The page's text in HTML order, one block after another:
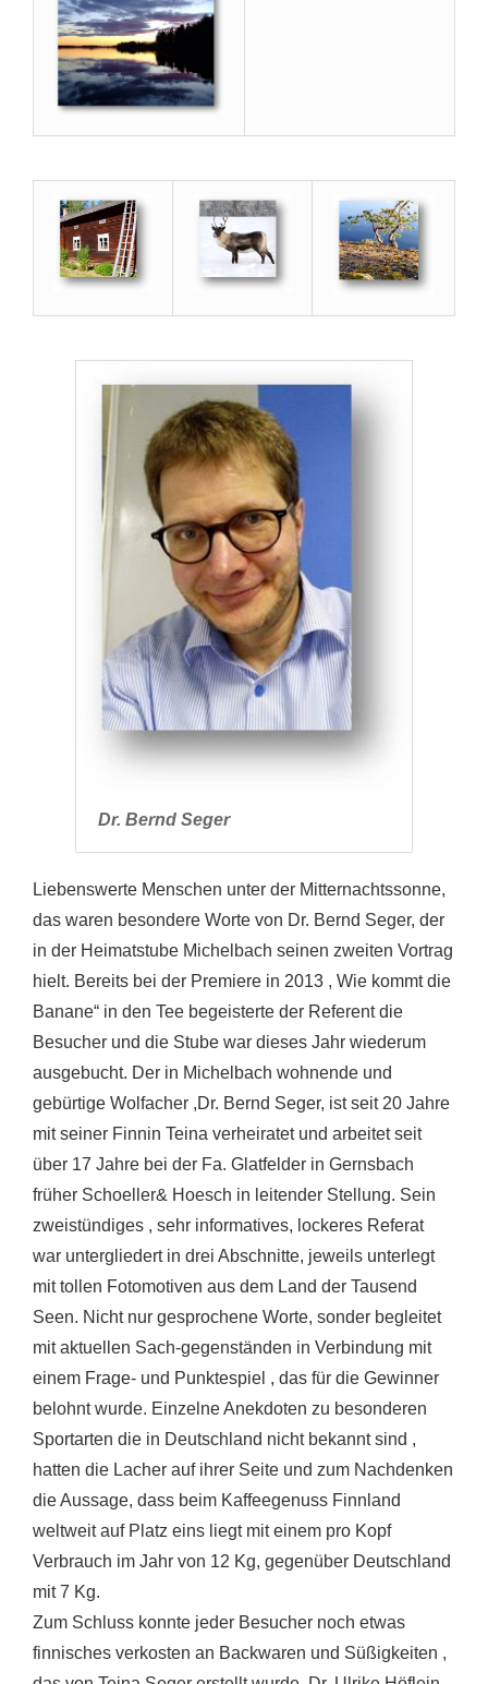
Dr. Bernd Seger
Liebenswerte Menschen unter der Mitternachtssonne,
das waren besondere Worte von Dr. Bernd Seger, der
in der Heimatstube Michelbach seinen zweiten Vortrag
hielt. Bereits bei der Premiere in 2013 , Wie kommt die
Banane“ in den Tee begeisterte der Referent die
Besucher und die Stube war dieses Jahr wiederum
ausgebucht. Der in Michelbach wohnende und
gebürtige Wolfacher ,Dr. Bernd Seger, ist seit 20 Jahre
mit seiner Finnin Teina verheiratet und arbeitet seit
über 17 Jahre bei der Fa. Glatfelder in Gernsbach
früher Schoeller& Hoesch in leitender Stellung. Sein
zweistündiges , sehr informatives, lockeres Referat
war untergliedert in drei Abschnitte, jeweils unterlegt
mit tollen Fotomotiven aus dem Land der Tausend
Seen. Nicht nur gesprochene Worte, sonder begleitet
mit aktuellen Sach-gegenständen in Verbindung mit
einem Frage- und Punktespiel , das für die Gewinner
belohnt wurde. Einzelne Anekdoten zu besonderen
Sportarten die in Deutschland nicht bekannt sind ,
hatten die Lacher auf ihrer Seite und zum Nachdenken
die Aussage, dass beim Kaffeegenuss Finnland
weltweit auf Platz eins liegt mit einem pro Kopf
Verbrauch im Jahr von 12 Kg, gegenüber Deutschland
mit 7 Kg.
Zum Schluss konnte jeder Besucher noch etwas
finnisches verkosten an Backwaren und Süßigkeiten ,